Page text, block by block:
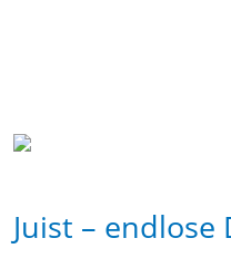
Juist – endlose